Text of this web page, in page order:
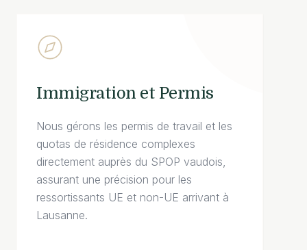
Immigration et Permis
Nous gérons les permis de travail et les
quotas de résidence complexes
directement auprès du SPOP vaudois,
assurant une précision pour les
ressortissants UE et non-UE arrivant à
Lausanne.